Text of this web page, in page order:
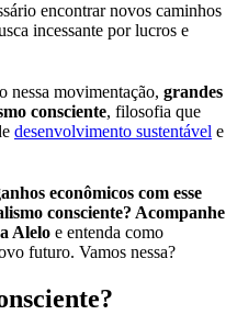
encontrar novos caminhos
incessante por lucros e
nessa movimentação, grandes
consciente, filosofia que
desenvolvimento sustentável e
econômicos com esse
consciente? Acompanhe
Alelo e entenda como
futuro. Vamos nessa?